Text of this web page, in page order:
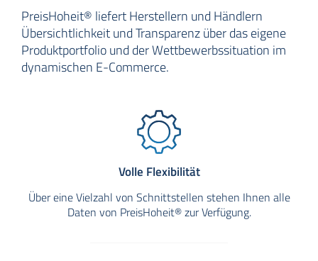
PreisHoheit® liefert Herstellern und Händlern
Übersichtlichkeit und Transparenz über das eigene
Produktportfolio und der Wettbewerbssituation im
dynamischen E-Commerce.
Volle Flexibilität
Über eine Vielzahl von Schnittstellen stehen Ihnen alle
Daten von PreisHoheit® zur Verfügung.